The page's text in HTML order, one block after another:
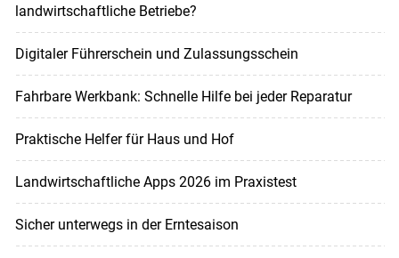
landwirtschaftliche Betriebe?
Digitaler Führerschein und Zulassungsschein
Fahrbare Werkbank: Schnelle Hilfe bei jeder Reparatur
Praktische Helfer für Haus und Hof
Landwirtschaftliche Apps 2026 im Praxistest
Sicher unterwegs in der Erntesaison